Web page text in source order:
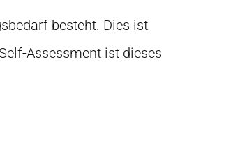
besteht. Dies ist
Assessment ist dieses